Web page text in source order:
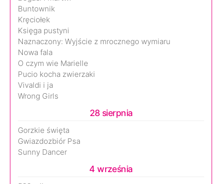
Buntownik
Kręciołek
Księga pustyni
Naznaczony: Wyjście z mrocznego wymiaru
Nowa fala
O czym wie Marielle
Pucio kocha zwierzaki
Vivaldi i ja
Wrong Girls
28 sierpnia
Gorzkie święta
Gwiazdozbiór Psa
Sunny Dancer
4 września